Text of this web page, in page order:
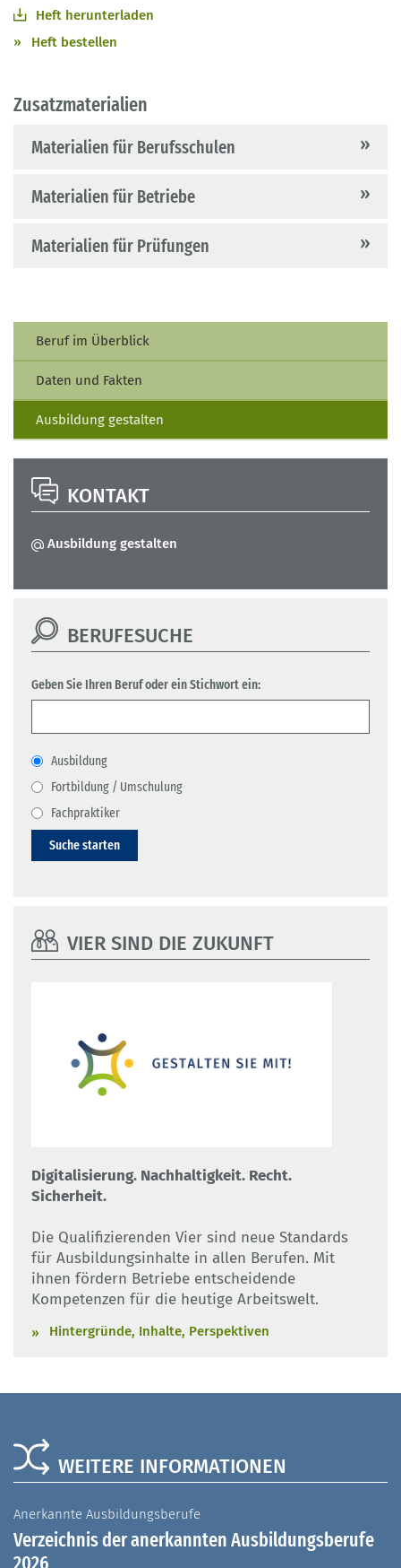
Heft herunterladen
Heft bestellen
Zusatzmaterialien
Materialien für Berufsschulen
Materialien für Betriebe
Materialien für Prüfungen
Beruf im Überblick
Daten und Fakten
Ausbildung gestalten
KONTAKT
Ausbildung gestalten
BERUFESUCHE
Geben Sie Ihren Beruf oder ein Stichwort ein:
Ausbildung
Fortbildung / Umschulung
Fachpraktiker
Suche starten
VIER SIND DIE ZUKUNFT
Digitalisierung. Nachhaltigkeit. Recht.
Sicherheit.
Die Qualifizierenden Vier sind neue Standards
für Ausbildungsinhalte in allen Berufen. Mit
ihnen fördern Betriebe entscheidende
Kompetenzen für die heutige Arbeitswelt.
Hintergründe, Inhalte, Perspektiven
WEITERE INFORMATIONEN
Anerkannte Ausbildungsberufe
Verzeichnis der anerkannten Ausbildungsberufe
2026